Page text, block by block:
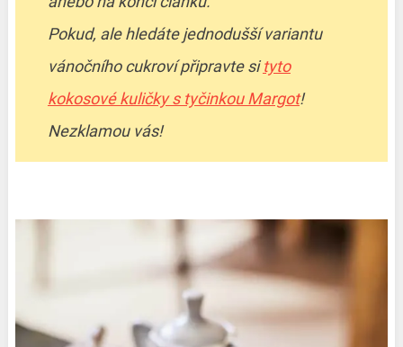
Pokud, ale hledáte jednodušší variantu
vánočního cukroví připravte sityto
kokosové kuličky s tyčinkou Margot!
Nezklamou vás!